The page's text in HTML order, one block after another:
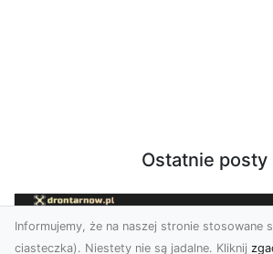
Ostatnie posty
Informujemy, że na naszej stronie stosowane
ciasteczka). Niestety nie są jadalne. Kliknij